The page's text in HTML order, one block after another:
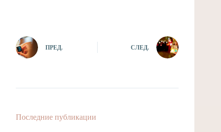
ПРЕД. СЛЕД.
Последние публикации